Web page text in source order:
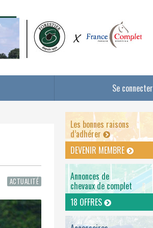
Se connecter
ACTUALITÉ
Les bonnes raisons
d’adhérer
DEVENIR MEMBRE
Annonces de
chevaux de complet
18 OFFRES